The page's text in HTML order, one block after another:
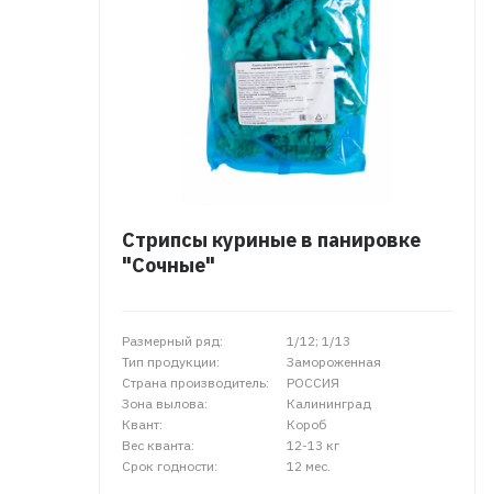
Стрипсы куриные в панировке
"Сочные"
Размерный ряд:
1/12; 1/13
Тип продукции:
Замороженная
Страна производитель:
РОССИЯ
Зона вылова:
Калининград
Квант:
Короб
Вес кванта:
12-13 кг
Срок годности:
12 мес.